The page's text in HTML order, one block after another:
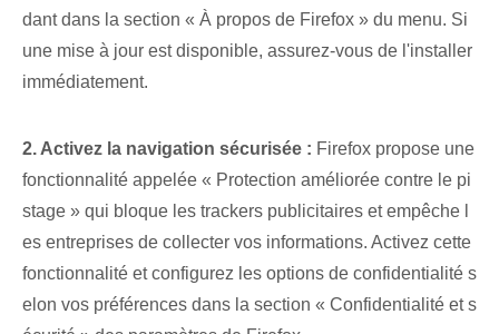
dant dans la section « À propos de Firefox » du menu. Si
une mise à jour est disponible, assurez-vous de l'installer
immédiatement.
2. Activez la ⁢navigation sécurisée : Firefox propose une
fonctionnalité appelée « Protection améliorée contre le pi
stage » qui bloque les trackers publicitaires et empêche l
es entreprises de collecter vos informations. Activez cette
fonctionnalité et configurez les options de confidentialité s
elon vos préférences dans la section « Confidentialité et s